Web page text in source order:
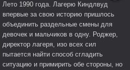
Лето 1990 года. Лагерю Киндлвуд
впервые за свою историю пришлось
объединить раздельные смены для
девочек и мальчиков в одну. Роджер,
директор лагеря, изо всех сил
пытается найти способ сгладить
ситуацию и примирить обе стороны, но